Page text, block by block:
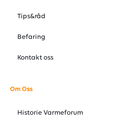
Tips&råd
Befaring
Kontakt oss
Om Oss
Historie Varmeforum